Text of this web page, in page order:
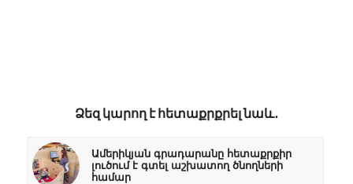
Ձեզ կարող է հետաքրքրել նաև․
Ամերիկյան գրադարանը հետաքրքիր
լուծում է գտել աշխատող ծնողների
համար